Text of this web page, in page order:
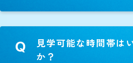
Q
見学可能な時間帯は
か？